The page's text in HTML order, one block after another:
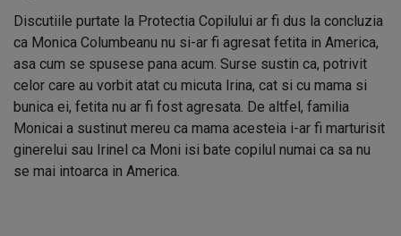
Discutiile purtate la Protectia Copilului ar fi dus la concluzia
ca Monica Columbeanu nu si-ar fi agresat fetita in America,
asa cum se spusese pana acum. Surse sustin ca, potrivit
celor care au vorbit atat cu micuta Irina, cat si cu mama si
bunica ei, fetita nu ar fi fost agresata. De altfel, familia
Monicai a sustinut mereu ca mama acesteia i-ar fi marturisit
ginerelui sau Irinel ca Moni isi bate copilul numai ca sa nu
se mai intoarca in America.